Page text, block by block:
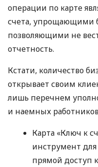
операции по карте
счета, упрощающими
позволяющими не
отчетность.
Кстати, количество
открывает своим
лишь перечнем
и наемных
Карта «Ключ к
инструмент
прямой доступ